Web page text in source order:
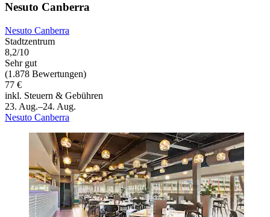
Nesuto Canberra
Nesuto Canberra
Stadtzentrum
8,2/10
Sehr gut
(1.878 Bewertungen)
77 €
inkl. Steuern & Gebühren
23. Aug.–24. Aug.
Nesuto Canberra